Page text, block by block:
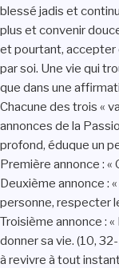
blessé jadis et
plus et convenir
et pourtant, accepter
par soi. Une vie qui
que dans une
Chacune des trois «
annonces de la
profond, éduque un
Première annonce : «
Deuxième annonce :
personne, respecter
Troisième annonce :
donner sa vie. (10,
à revivre à tout